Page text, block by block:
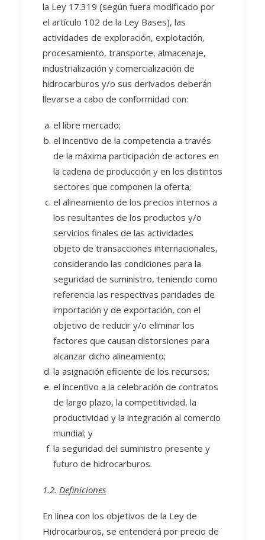
la Ley 17.319 (según fuera modificado por
el artículo 102 de la Ley Bases), las
actividades de exploración, explotación,
procesamiento, transporte, almacenaje,
industrialización y comercialización de
hidrocarburos y/o sus derivados deberán
llevarse a cabo de conformidad con:
el libre mercado;
el incentivo de la competencia a través
de la máxima participación de actores en
la cadena de producción y en los distintos
sectores que componen la oferta;
el alineamiento de los precios internos a
los resultantes de los productos y/o
servicios finales de las actividades
objeto de transacciones internacionales,
considerando las condiciones para la
seguridad de suministro, teniendo como
referencia las respectivas paridades de
importación y de exportación, con el
objetivo de reducir y/o eliminar los
factores que causan distorsiones para
alcanzar dicho alineamiento;
la asignación eficiente de los recursos;
el incentivo a la celebración de contratos
de largo plazo, la competitividad, la
productividad y la integración al comercio
mundial; y
la seguridad del suministro presente y
futuro de hidrocarburos.
1.2. Definiciones
En línea con los objetivos de la Ley de
Hidrocarburos, se entenderá por precio de